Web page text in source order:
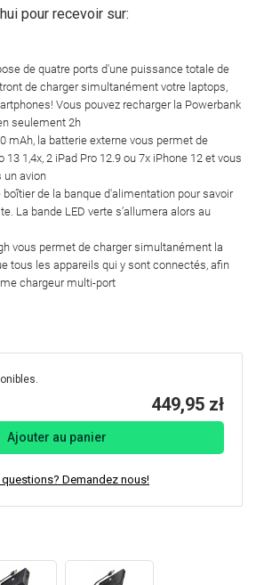
pour recevoir sur:
de quatre ports d'une puissance totale de
de charger simultanément votre laptops,
Vous pouvez recharger la Powerbank
seulement 2h
mAh, la batterie externe vous permet de
1,4x, 2 iPad Pro 12.9 ou 7x iPhone 12 et vous
un avion
de la banque d'alimentation pour savoir
La bande LED verte s’allumera alors au
vous permet de charger simultanément la
tous les appareils qui y sont connectés, afin
chargeur multi-port
449,95 zł
Ajouter au panier
questions? Demandez nous!